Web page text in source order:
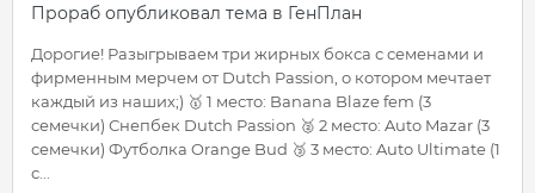
Прораб опубликовал тема в ГенПлан
Дорогие! Разыгрываем три жирных бокса с семенами и
фирменным мерчем от Dutch Passion, о котором мечтает
каждый из наших;) 🥇 1 место: Banana Blaze fem (3
семечки) Снепбек Dutch Passion 🥈 2 место: Auto Mazar (3
семечки) Футболка Orange Bud 🥉 3 место: Auto Ultimate (1
с...